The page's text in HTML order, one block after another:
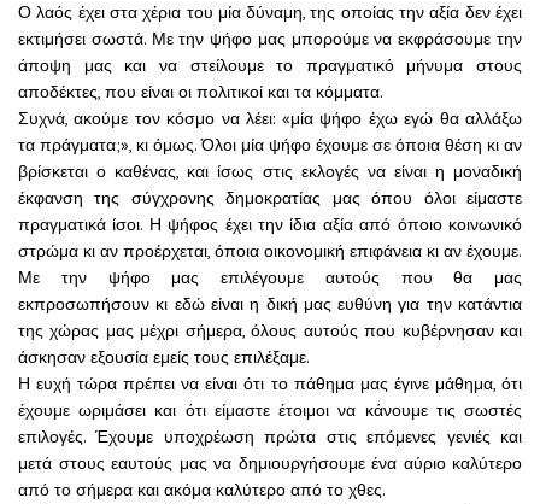
Ο λαός έχει στα χέρια του μία δύναμη, της οποίας την αξία δεν έχει
εκτιμήσει σωστά. Με την ψήφο μας μπορούμε να εκφράσουμε την
άποψη μας και να στείλουμε το πραγματικό μήνυμα στους
αποδέκτες, που είναι οι πολιτικοί και τα κόμματα.
Συχνά, ακούμε τον κόσμο να λέει: «μία ψήφο έχω εγώ θα αλλάξω
τα πράγματα;», κι όμως. Όλοι μία ψήφο έχουμε σε όποια θέση κι αν
βρίσκεται ο καθένας, και ίσως στις εκλογές να είναι η μοναδική
έκφανση της σύγχρονης δημοκρατίας μας όπου όλοι είμαστε
πραγματικά ίσοι. Η ψήφος έχει την ίδια αξία από όποιο κοινωνικό
στρώμα κι αν προέρχεται, όποια οικονομική επιφάνεια κι αν έχουμε.
Με την ψήφο μας επιλέγουμε αυτούς που θα μας
εκπροσωπήσουν κι εδώ είναι η δική μας ευθύνη για την κατάντια
της χώρας μας μέχρι σήμερα, όλους αυτούς που κυβέρνησαν και
άσκησαν εξουσία εμείς τους επιλέξαμε.
Η ευχή τώρα πρέπει να είναι ότι το πάθημα μας έγινε μάθημα, ότι
έχουμε ωριμάσει και ότι είμαστε έτοιμοι να κάνουμε τις σωστές
επιλογές. Έχουμε υποχρέωση πρώτα στις επόμενες γενιές και
μετά στους εαυτούς μας να δημιουργήσουμε ένα αύριο καλύτερο
από το σήμερα και ακόμα καλύτερο από το χθες.